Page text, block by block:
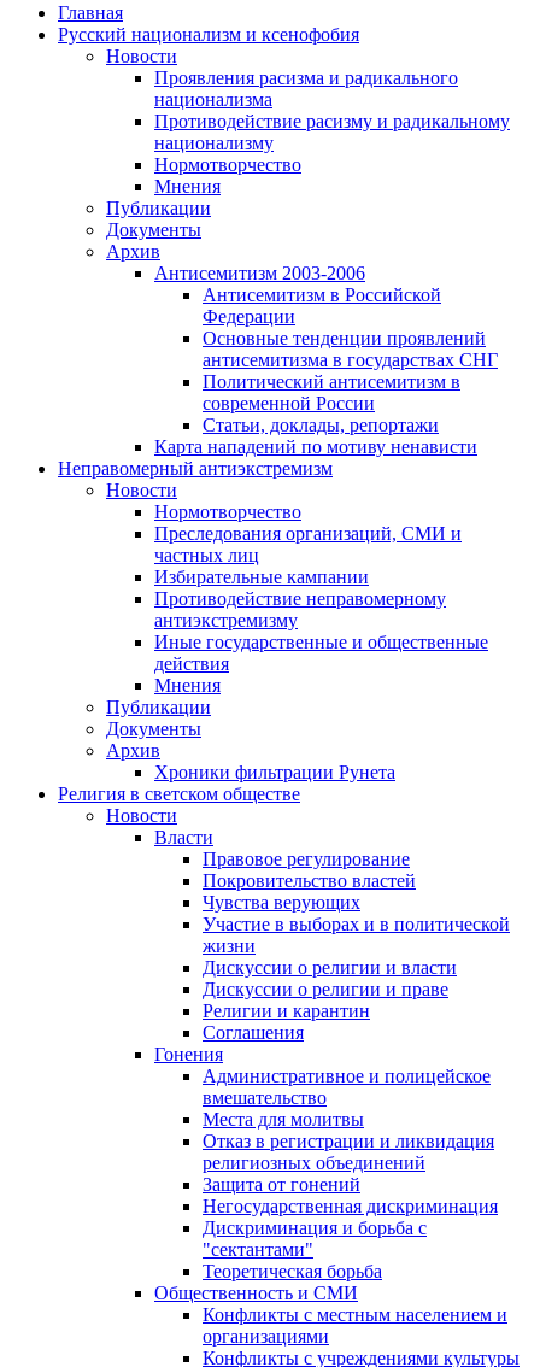
Главная
Русский национализм и ксенофобия
Новости
Проявления расизма и радикального
национализма
Противодействие расизму и радикальному
национализму
Нормотворчество
Мнения
Публикации
Документы
Архив
Антисемитизм 2003-2006
Антисемитизм в Российской
Федерации
Основные тенденции проявлений
антисемитизма в государствах СНГ
Политический антисемитизм в
современной России
Статьи, доклады, репортажи
Карта нападений по мотиву ненависти
Неправомерный антиэкстремизм
Новости
Нормотворчество
Преследования организаций, СМИ и
частных лиц
Избирательные кампании
Противодействие неправомерному
антиэкстремизму
Иные государственные и общественные
действия
Мнения
Публикации
Документы
Архив
Хроники фильтрации Рунета
Религия в светском обществе
Новости
Власти
Правовое регулирование
Покровительство властей
Чувства верующих
Участие в выборах и в политической
жизни
Дискуссии о религии и власти
Дискуссии о религии и праве
Религии и карантин
Соглашения
Гонения
Административное и полицейское
вмешательство
Места для молитвы
Отказ в регистрации и ликвидация
религиозных объединений
Защита от гонений
Негосударственная дискриминация
Дискриминация и борьба с
"сектантами"
Теоретическая борьба
Общественность и СМИ
Конфликты с местным населением и
организациями
Конфликты с учреждениями культуры